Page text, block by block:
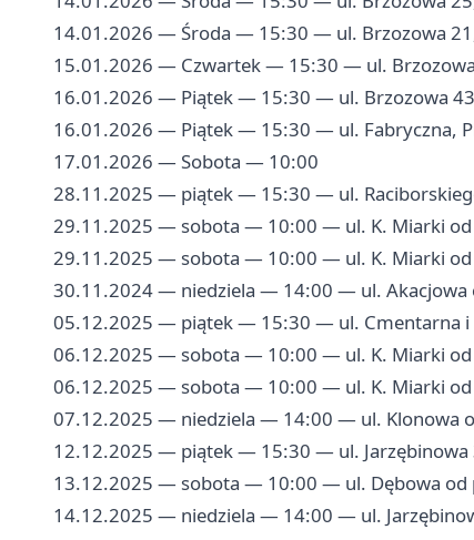
14.01.2026 — Środa — 15:30 — ul. Brzozowa
15.01.2026 — Czwartek — 15:30 — ul.
16.01.2026 — Piątek — 15:30 — ul. Brzozowa
16.01.2026 — Piątek — 15:30 — ul. Fabryczna,
17.01.2026 — Sobota — 10:00
28.11.2025 — piątek — 15:30 — ul.
29.11.2025 — sobota — 10:00 — ul. K. Miarki od
29.11.2025 — sobota — 10:00 — ul. K. Miarki od
30.11.2024 — niedziela — 14:00 — ul. Akacjowa
05.12.2025 — piątek — 15:30 — ul. Cmentarna i
06.12.2025 — sobota — 10:00 — ul. K. Miarki od
06.12.2025 — sobota — 10:00 — ul. K. Miarki od
07.12.2025 — niedziela — 14:00 — ul. Klonowa
12.12.2025 — piątek — 15:30 — ul. Jarzębinowa
13.12.2025 — sobota — 10:00 — ul. Dębowa od
14.12.2025 — niedziela — 14:00 — ul.